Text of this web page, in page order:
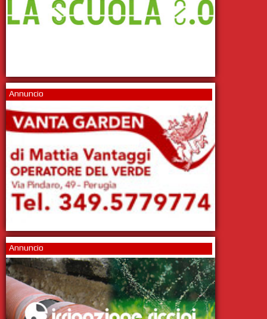
Annuncio
Annuncio